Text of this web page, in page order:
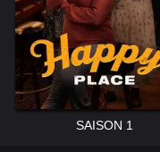
SAISON 1